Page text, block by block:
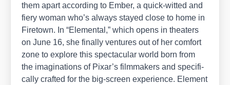
them apart accor­ding to Ember, a quick-wit­ted and
fiery woman who’s always stay­ed clo­se to home in
Fire­town. In “Ele­men­tal,” which opens in thea­ters
on June 16, she final­ly ven­tures out of her com­fort
zone to explo­re this spec­ta­cu­lar world born from
the ima­gi­na­ti­ons of Pixar’s film­ma­kers and spe­ci­fi­
cal­ly craf­ted for the big-screen expe­ri­ence. Ele­ment